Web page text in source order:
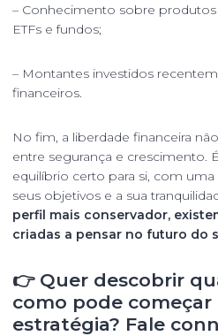
– Conhecimento sobre
ETFs e fundos;
– Montantes investidos
financeiros.
No fim, a liberdade financeira
entre segurança e crescimento.
equilíbrio certo para si, com
seus objetivos e a sua
perfil mais conservador,
criadas a pensar no futuro do
👉 Quer descobrir
como pode começar
estratégia? Fale